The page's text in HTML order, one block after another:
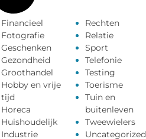
Financieel
Fotografie
Geschenken
Gezondheid
Groothandel
Hobby en vrije
tijd
Horeca
Huishoudelijk
Industrie
Rechten
Relatie
Sport
Telefonie
Testing
Toerisme
Tuin en
buitenleven
Tweewielers
Uncategorized